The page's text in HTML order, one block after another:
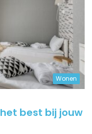
Wonen
best bij jouw